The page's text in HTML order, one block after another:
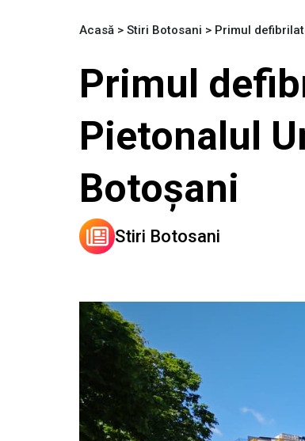
Acasă > Stiri Botosani > Primul
Primul
Pietonalul
Botoșani
Stiri Botosani